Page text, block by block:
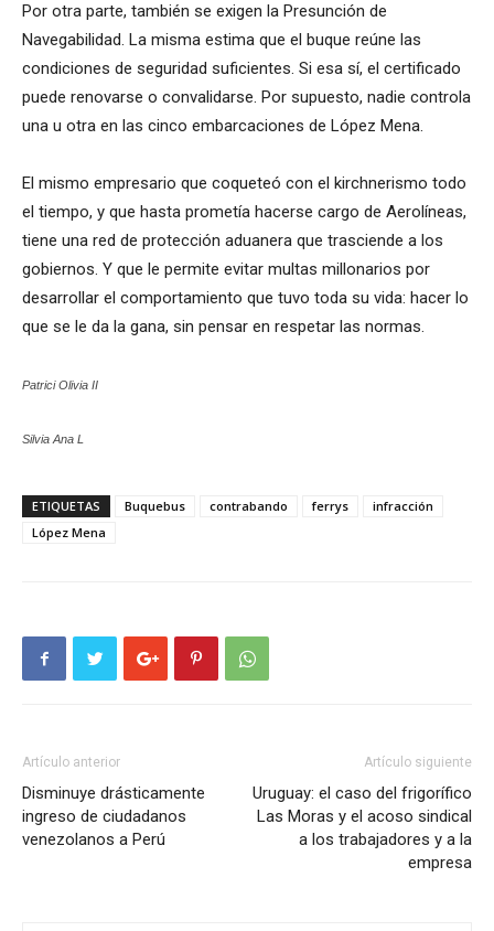
Por otra parte, también se exigen la Presunción de
Navegabilidad. La misma estima que el buque reúne las
condiciones de seguridad suficientes. Si esa sí, el certificado
puede renovarse o convalidarse. Por supuesto, nadie controla
una u otra en las cinco embarcaciones de López Mena.
El mismo empresario que coqueteó con el kirchnerismo todo
el tiempo, y que hasta prometía hacerse cargo de Aerolíneas,
tiene una red de protección aduanera que trasciende a los
gobiernos. Y que le permite evitar multas millonarios por
desarrollar el comportamiento que tuvo toda su vida: hacer lo
que se le da la gana, sin pensar en respetar las normas.
Patrici Olivia II
Silvia Ana L
ETIQUETAS Buquebus contrabando ferrys
infracción
López Mena
Artículo anterior
Disminuye drásticamente
ingreso de ciudadanos
venezolanos a Perú
Artículo siguiente
Uruguay: el caso del frigorífico
Las Moras y el acoso sindical
a los trabajadores y a la
empresa